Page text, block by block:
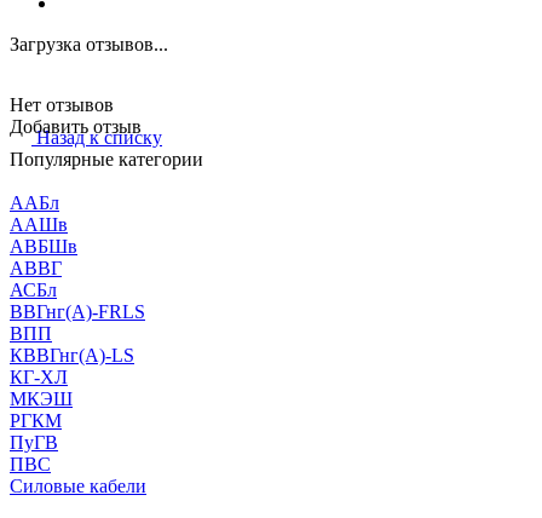
Загрузка отзывов...
Нет отзывов
Добавить отзыв
Назад к списку
Популярные категории
ААБл
ААШв
АВБШв
АВВГ
АСБл
ВВГнг(А)-FRLS
ВПП
КВВГнг(А)-LS
КГ-ХЛ
МКЭШ
РГКМ
ПуГВ
ПВС
Силовые кабели